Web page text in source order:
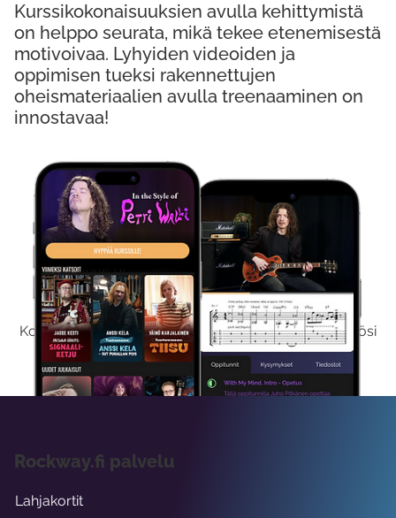
Kokeile Ilmaiseksi
Kokeilemalla ilmaiseksi saat koko sisältömme käyttöösi
viikon ajaksi.
Kurssikokonaisuuksien avulla kehittymistä
on helppo seurata, mikä tekee etenemisestä
motivoivaa. Lyhyiden videoiden ja
oppimisen tueksi rakennettujen
oheismateriaalien avulla treenaaminen on
innostavaa!
Rockway.fi palvelu
Lahjakortit